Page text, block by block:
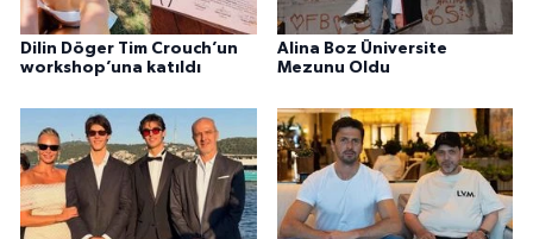
Dilin Döger Tim Crouch’un
workshop’una katıldı
Alina Boz Üniversite
Mezunu Oldu